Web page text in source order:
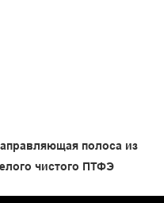
полоса из
чистого ПТФЭ